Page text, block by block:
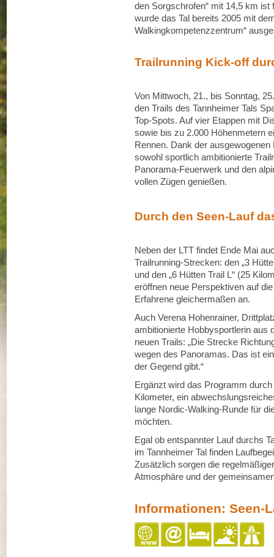
den Sorgschrofen“ mit 14,5 km
wurde das Tal bereits 2005 mit
Walkingkompetenzzentrum“
Trailrunning Kick-off
Von Mittwoch, 21., bis Sonntag,
den Trails des Tannheimer Tals
Top-Spots. Auf vier Etappen mit
sowie bis zu 2.000 Höhenmetern
Rennen. Dank der
sowohl sportlich ambitionierte
Panorama-Feuerwerk und den
vollen Zügen genießen.
Durch den Seen-Lauf
Neben der LTT findet Ende Mai
Trailrunning-Strecken: den „3
und den „6 Hütten Trail L“ (25
eröffnen neue Perspektiven auf
Erfahrene gleichermaßen an.
Auch Verena Hohenrainer,
ambitionierte Hobbysportlerin aus
neuen Trails: „Die Strecke
wegen des Panoramas. Das ist
der Gegend gibt.“
Ergänzt wird das Programm
Kilometer, ein
lange Nordic-Walking-Runde für
möchten.
Egal ob entspannter Lauf durchs
im Tannheimer Tal finden
Zusätzlich sorgen die
Atmosphäre und der
Informationen: Seen-